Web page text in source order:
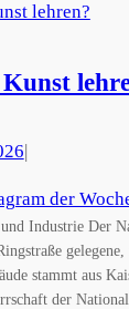
|
der
Industrie Der
gelegene,
stammt aus
der